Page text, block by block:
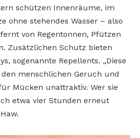
schützen Innenräume, im
ohne stehendes Wasser – also
von Regentonnen, Pfützen
Zusätzlichen Schutz bieten
sogenannte Repellents. „Diese
menschlichen Geruch und
Mücken unattraktiv. Wer sie
etwa vier Stunden erneut